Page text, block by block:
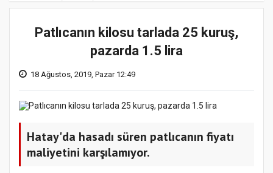
Patlıcanın kilosu tarlada 25 kuruş,
pazarda 1.5 lira
18 Ağustos, 2019, Pazar 12:49
Hatay'da hasadı süren patlıcanın fiyatı
maliyetini karşılamıyor.